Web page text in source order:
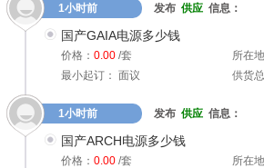
1小时前 发布 供应 信息：
国产GAIA电源多少钱
价格： 0.00 /套
所在
最小起订： 面议
供货
1小时前 发布 供应 信息：
国产ARCH电源多少钱
价格： 0.00 /套
所在